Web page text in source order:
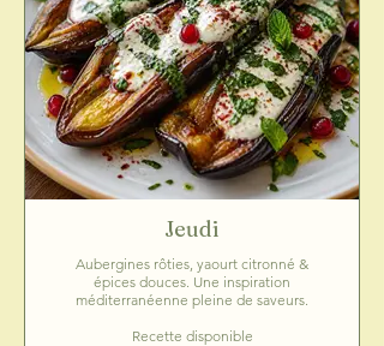
Jeudi
Aubergines rôties, yaourt citronné &
épices douces. Une inspiration
méditerranéenne pleine de saveurs.
Recette disponible